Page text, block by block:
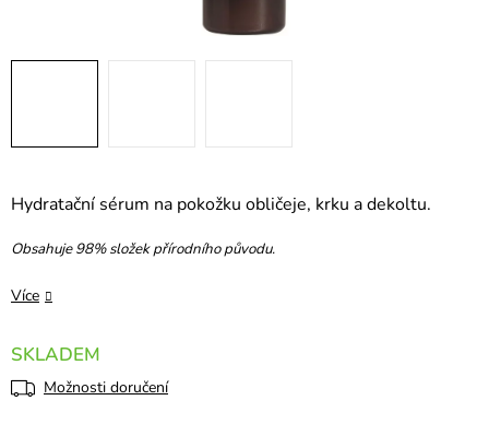
Hydratační sérum na pokožku obličeje, krku a dekoltu.
Obsahuje 98% složek přírodního původu.
Více
SKLADEM
Možnosti doručení